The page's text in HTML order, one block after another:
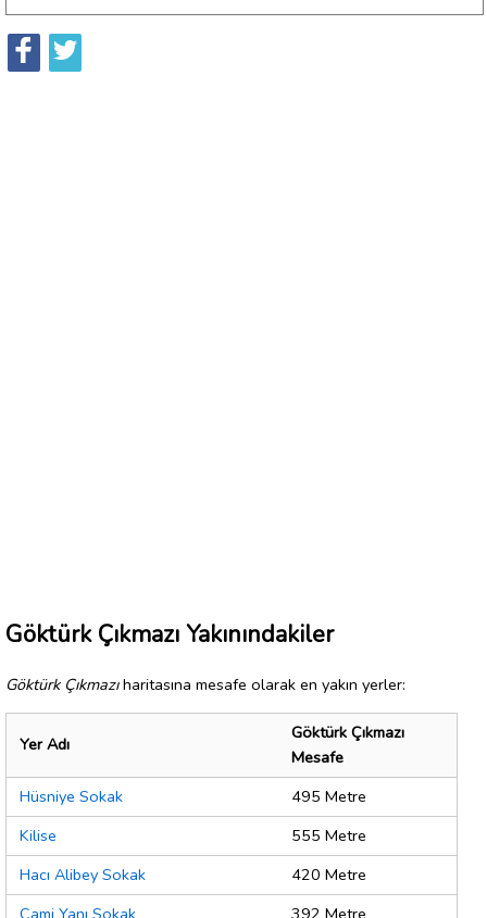
Göktürk Çıkmazı Yakınındakiler
Göktürk Çıkmazıharitasına mesafe olarak en yakın yerler:
Yer Adı
Göktürk Çıkmazı
Mesafe
Hüsniye Sokak
495 Metre
Kilise
555 Metre
Hacı Alibey Sokak
420 Metre